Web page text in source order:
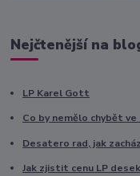
Nejčtenější na
LP Karel Gott
Co by nemělo chybět
Desatero rad, jak
Jak zjistit cenu LP desek